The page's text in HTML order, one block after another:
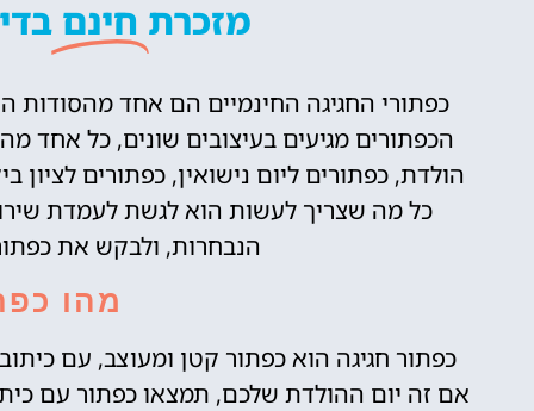
מזכרת חינם
כפתורי החגיגה החינמיים הם אחד מהסודות
הכפתורים מגיעים בעיצובים שונים, כל אחד
הולדת, כפתורים ליום נישואין, כפתורים לציון
כל מה שצריך לעשות הוא לגשת לעמדת
הנבחרות, ולבקש את
מהו
כפתור חגיגה הוא כפתור קטן ומעוצב, עם
אם זה יום ההולדת שלכם, תמצאו כפתור עם